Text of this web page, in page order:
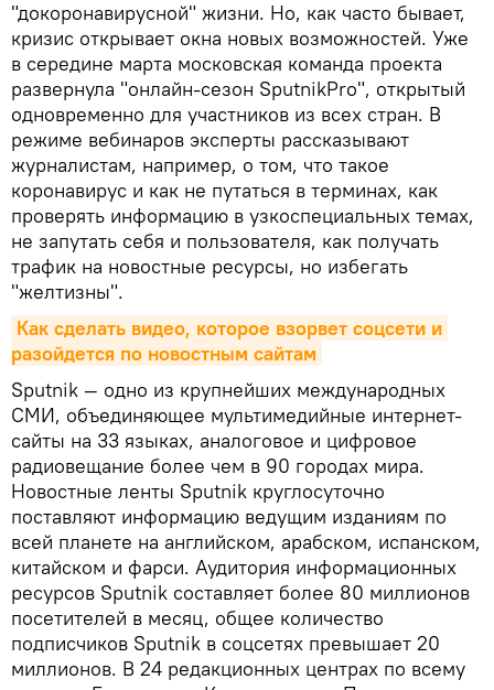
"докоронавирусной" жизни. Но, как часто бывает,
кризис открывает окна новых возможностей. Уже
в середине марта московская команда проекта
развернула "онлайн-сезон SputnikPro", открытый
одновременно для участников из всех стран. В
режиме вебинаров эксперты рассказывают
журналистам, например, о том, что такое
коронавирус и как не путаться в терминах, как
проверять информацию в узкоспециальных темах,
не запутать себя и пользователя, как получать
трафик на новостные ресурсы, но избегать
"желтизны".
Как сделать видео, которое взорвет соцсети и
разойдется по новостным сайтам
Sputnik — одно из крупнейших международных
СМИ, объединяющее мультимедийные интернет-
сайты на 33 языках, аналоговое и цифровое
радиовещание более чем в 90 городах мира.
Новостные ленты Sputnik круглосуточно
поставляют информацию ведущим изданиям по
всей планете на английском, арабском, испанском,
китайском и фарси. Аудитория информационных
ресурсов Sputnik составляет более 80 миллионов
посетителей в месяц, общее количество
подписчиков Sputnik в соцсетях превышает 20
миллионов. В 24 редакционных центрах по всему